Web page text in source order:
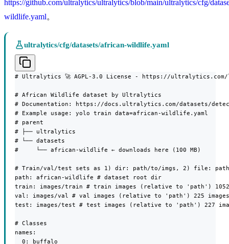
https://github.com/ultralytics/ultralytics/blob/main/ultralytics/cfg/
wildlife.yaml。
ultralytics/cfg/datasets/african-wildlife.yaml
# Ultralytics 🚀 AGPL-3.0 License - https://ultralytics.com/
# African Wildlife dataset by Ultralytics
# Documentation: https://docs.ultralytics.com/datasets/
# Example usage: yolo train data=african-wildlife.yaml
# parent
# ├── ultralytics
# └── datasets
#     └── african-wildlife ← downloads here (100 MB)
# Train/val/test sets as 1) dir: path/to/imgs, 2) file:
path: african-wildlife # dataset root dir
train: images/train # train images (relative to 'path') 1052
val: images/val # val images (relative to 'path') 225 images
test: images/test # test images (relative to 'path') 227
# Classes
names:
  0: buffalo